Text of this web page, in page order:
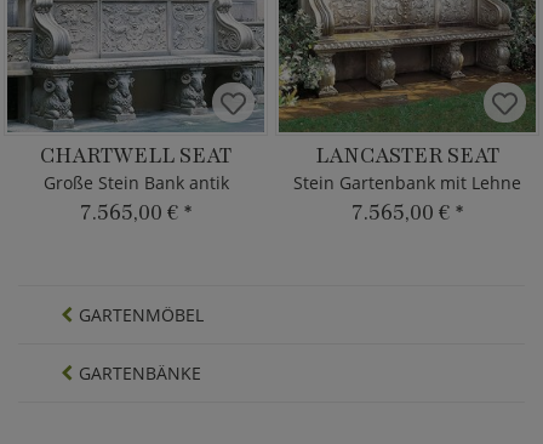
CHARTWELL SEAT
Große Stein Bank antik
7.565,00 € *
LANCASTER SEAT
Stein Gartenbank mit Lehne
7.565,00 € *
GARTENMÖBEL
GARTENBÄNKE